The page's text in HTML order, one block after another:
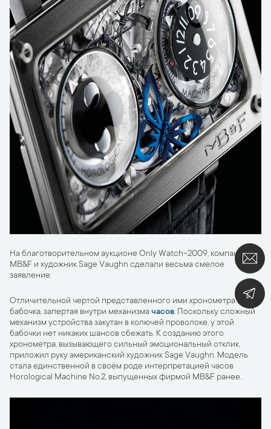
На благотворительном аукционе Only Watch-2009, компания
MB&F и художник Sage Vaughn сделали весьма смелое
заявление.
Отличительной чертой представленного ими хронометра стала
бабочка, запертая внутри механизмачасов. Поскольку сложный
механизм устройства закутан в колючей проволоке, у этой
бабочки нет никаких шансов сбежать. К созданию этого
хронометра, вызывающего сильный эмоциональный отклик,
приложил руку американский художник Sage Vaughn. Модель
стала единственной в своём роде интерпретацией часов
Horological Machine No.2, выпущенных фирмой MB&F ранее.